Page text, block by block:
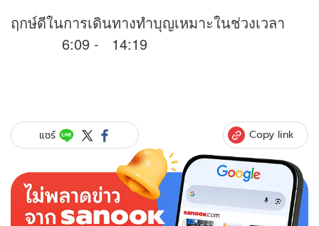
ฤกษ์ดีในการเดินทางทำบุญเหมาะในช่วงเวลา
6:09 - 14:19
แชร์ Copy link